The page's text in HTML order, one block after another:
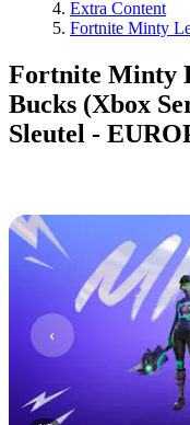
Extra Content
Fortnite Minty
Fortnite Minty
Bucks (Xbox
Sleutel -